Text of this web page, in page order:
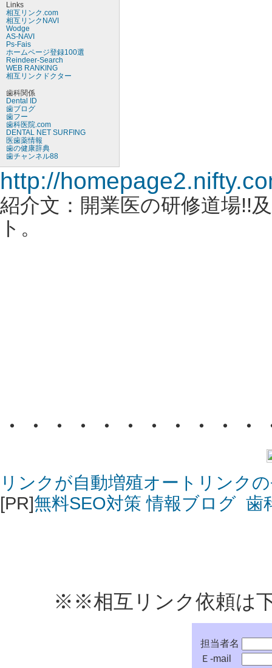
Links
相互リンク.com
相互リンクNAVI
Wodge
AS-NAVI
Ps-Fais
ホームページ登録100選
Reindeer-Search
WEB RANKING
相互リンクドクター
歯科関係
Dental ID
歯ブログ
歯フー
歯科医院.com
DENTAL NET SURFING
医歯薬情報
歯の健康辞典
歯チャンネル88
http://
紹介文：開業医の研修道場!!
ト。
・・・・・・・・・・
リンクが自動増殖オートリンク
[PR]無料SEO対策 情報ブログ 歯
※※相互リンク依頼は
担当者名
Ｅ-mail